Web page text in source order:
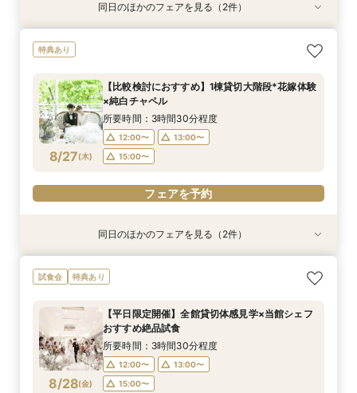
8/24(月)
【比較検討におすすめ】1棟貸切大階段*花嫁体験
12:00〜
15:00〜
フェアを予約
特典あり
8/24(月)
＼お料理重視／シェフこだわり豪華試食×貸切体
12:00〜
15:00〜
フェアを予約
同日のほかのフェアを見る（2件）
特典あり
8/27(木)
【比較検討におすすめ】1棟貸切大階段*花嫁体験
×純白チャペル
所要時間：3時間30分程度
12:00〜
13:00〜
15:00〜
フェアを予約
特典あり
8/27(木)
＼お料理重視の方◎／当館自慢の絶品試食×個別
相談会
12:00〜
13:00〜
15:00〜
フェアを予約
特典あり
8/27(木)
【ゲスト満足度◎】平日限定全館貸切体験×豪華
試食付フェア
12:00〜
13:00〜
15:00〜
フェアを予約
同日のほかのフェアを見る（2件）
試食会 特典あり
8/28(金)
【平日限定開催】全館貸切体感見学×当館シェフ
おすすめ絶品試食
所要時間：3時間30分程度
12:00〜
13:00〜
15:00〜